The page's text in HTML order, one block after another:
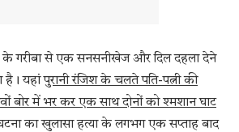
गरीबा से एक सनसनीखेज और दिल दहला देने
है। यहांपुरानी रंजिश के चलते पति-पत्नी की
बोर में भर कर एक साथ दोनों को श्मशान घाट
का खुलासा हत्या के लगभग एक सप्ताह बाद